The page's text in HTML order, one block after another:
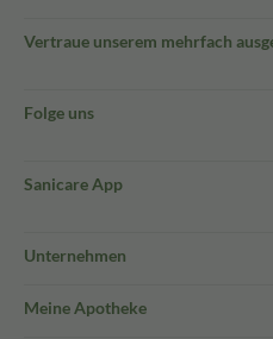
Vertraue unserem mehrfach
Folge uns
Sanicare App
Unternehmen
Meine Apotheke